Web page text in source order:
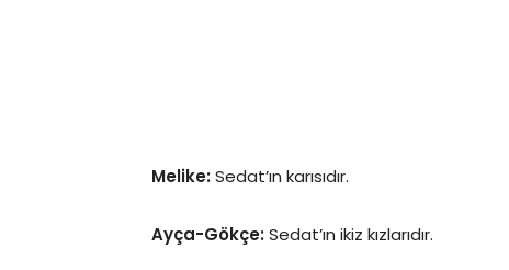
Melike:Sedat’ın karısıdır.
Ayça-Gökçe:Sedat’ın ikiz kızlarıdır.